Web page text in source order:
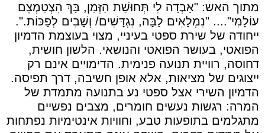
מתוך האש: "אָבְדָה לִי תְּחוּשַׁת הַזְּמַן, בָּךְ הִצְטַמְצֵם
עוֹלָמִי".... "נִמְלָאִים לַבָּה, נִגְדָּשִׁים/ וְשָׁבִים לְפַכּוֹת.".
ייחודה של שירת ספטי בעיניי, מצוי בעוצמת הדמיון
הפואטי, בעושר הפואטי והנושאי. הלשון חושית,
דחוסה, רוויית תנועה פנימית. הדימויים אינם רק
ייצוגים של מציאות, אלא אופן חשיבה, דרך תפיסה.
הדמיון השירי אצל ספטי נע בתנועה מתמדת של
המרה: רגשות נעשים חומרים, מצבים נפשיים
מתגלמים בתופעות טבע, וחוויות אינטימיות נפתחות